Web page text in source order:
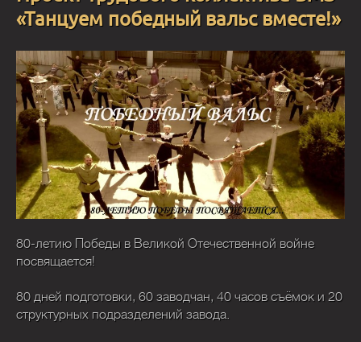
«Танцуем победный вальс вместе!»
80-летию Победы в Великой Отечественной войне
посвящается!
80 дней подготовки, 60 заводчан, 40 часов съёмок и 20
структурных подразделений завода.